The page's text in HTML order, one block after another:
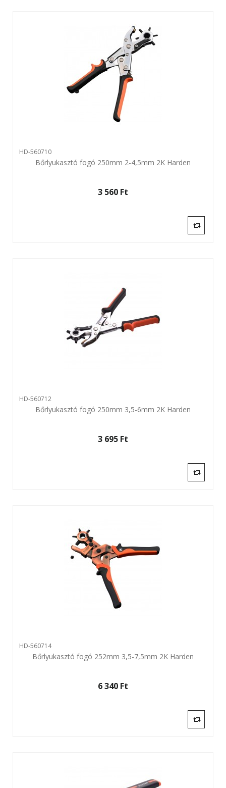
HD-560710
Bőrlyukasztó fogó 250mm 2-4,5mm 2K Harden
3 560 Ft‎
HD-560712
Bőrlyukasztó fogó 250mm 3,5-6mm 2K Harden
3 695 Ft‎
HD-560714
Bőrlyukasztó fogó 252mm 3,5-7,5mm 2K Harden
6 340 Ft‎